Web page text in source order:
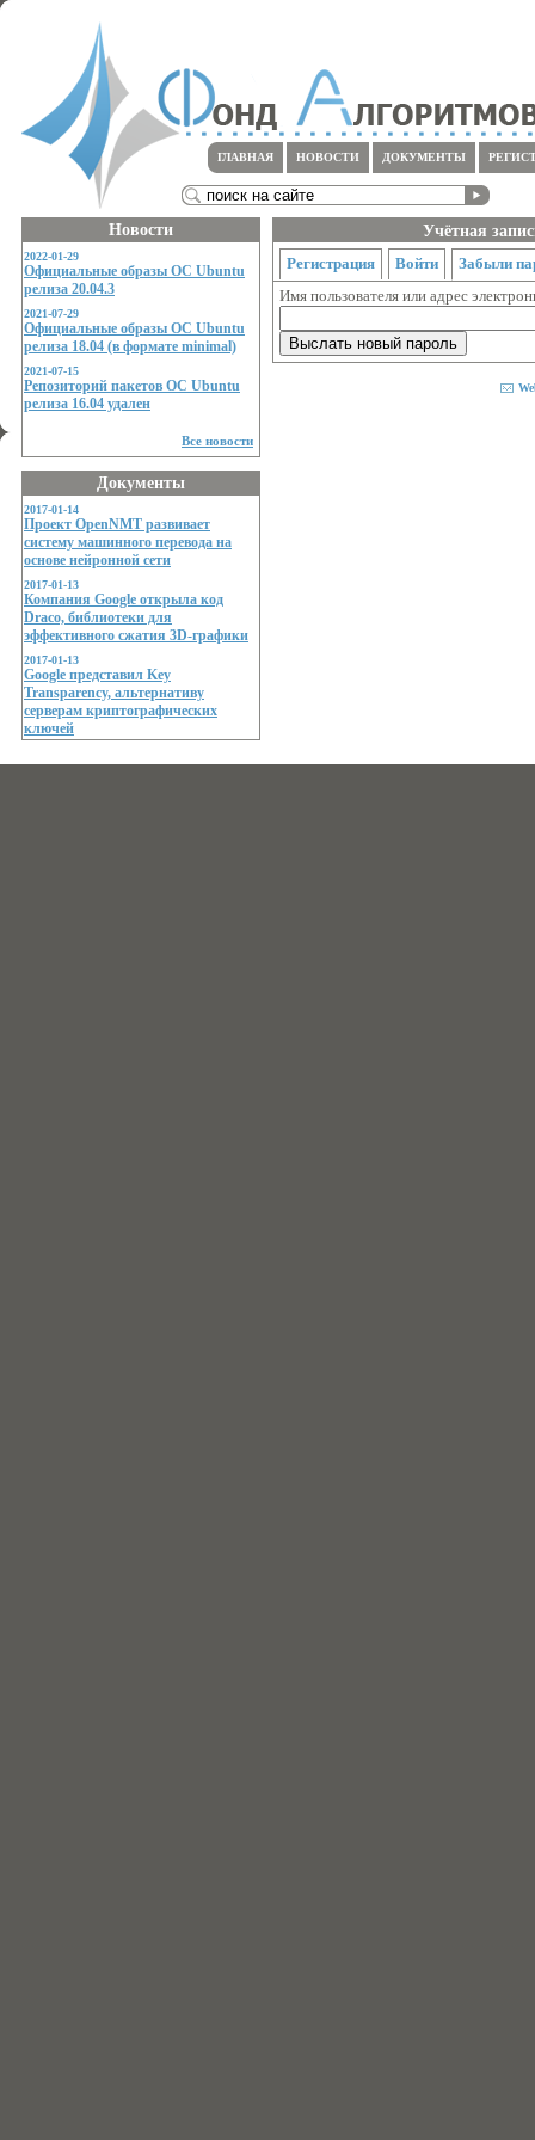
ДОКУМЕНТЫ
НОВОСТИ
ГЛАВНАЯ
Новости
2022-01-29
Официальные образы ОС Ubuntu
релиза 20.04.3
2021-07-29
Официальные образы ОС Ubuntu
релиза 18.04 (в формате minimal)
2021-07-15
Репозиторий пакетов ОС Ubuntu
релиза 16.04 удален
Все новости
Документы
2017-01-14
Проект OpenNMT развивает
систему машинного перевода на
основе нейронной сети
2017-01-13
Компания Google открыла код
Draco, библиотеки для
эффективного сжатия 3D-графики
2017-01-13
Google представил Key
Transparency, альтернативу
серверам криптографических
ключей
Учётная
Регистрация Войти
Забыли
Имя пользователя или адрес